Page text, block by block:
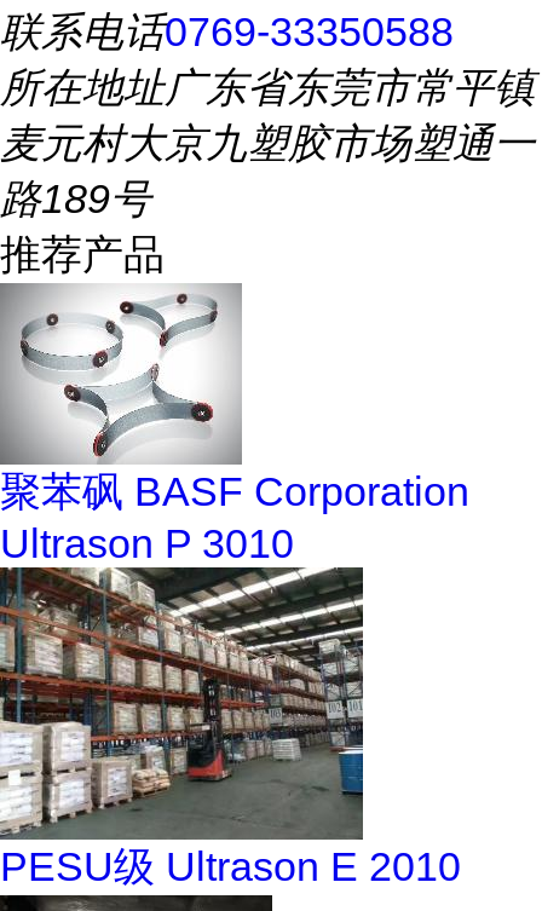
联系电话0769-33350588
所在地址广东省东莞市常平镇
麦元村大京九塑胶市场塑通一
路189号
推荐产品
聚苯砜 BASF Corporation
Ultrason P 3010
PESU级 Ultrason E 2010